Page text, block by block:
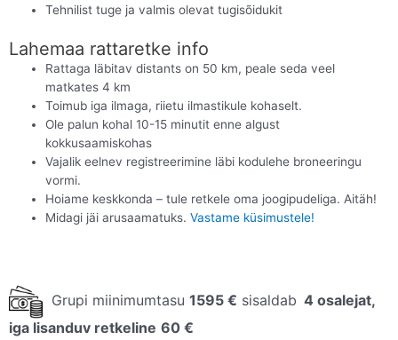
Tehnilist tuge ja valmis olevat tugisõidukit
Lahemaa rattaretke info
Rattaga läbitav distants on 50 km, peale seda veel
matkates 4 km
Toimub iga ilmaga, riietu ilmastikule kohaselt.
Ole palun kohal 10-15 minutit enne algust
kokkusaamiskohas
Vajalik eelnev registreerimine läbi kodulehe broneeringu
vormi.
Hoiame keskkonda – tule retkele oma joogipudeliga. Aitäh!
Midagi jäi arusaamatuks.Vastame küsimustele!
Grupi miinimumtasu 1595 € sisaldab 4 osalejat,
iga lisanduv retkeline 60 €